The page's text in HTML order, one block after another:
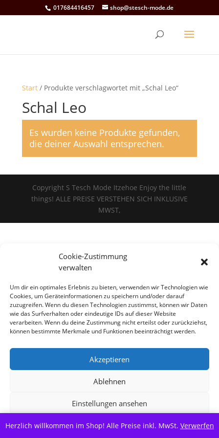
Cookie-Zustimmung
verwalten
Um dir ein optimales Erlebnis zu bieten, verwenden wir Technologien wie
Cookies, um Geräteinformationen zu speichern und/oder darauf
zuzugreifen. Wenn du diesen Technologien zustimmst, können wir Daten
wie das Surfverhalten oder eindeutige IDs auf dieser Website
verarbeiten. Wenn du deine Zustimmung nicht erteilst oder zurückziehst,
können bestimmte Merkmale und Funktionen beeinträchtigt werden.
Akzeptieren
Ablehnen
Einstellungen ansehen
Cookie-RichtlinieDatenschutzerklärung
Herzlich willkommen im Shop! Alle Preise inkl. MwSt. Verwerfen
017684416457 shop@stesch-mode.de
Start/ Produkte verschlagwortet mit „Schal Leo“
Schal Leo
Es wurden keine Produkte gefunden,
die deiner Auswahl entsprechen.
Copyright S Tesch Mode Itzehoe Enjoy the little
things! ALLE PREISE VERSTEHEN SICH INKLUSIVE
MWST,
Alle Preise inkl. der gesetzlichen MwSt.
Vertrag widerrufen